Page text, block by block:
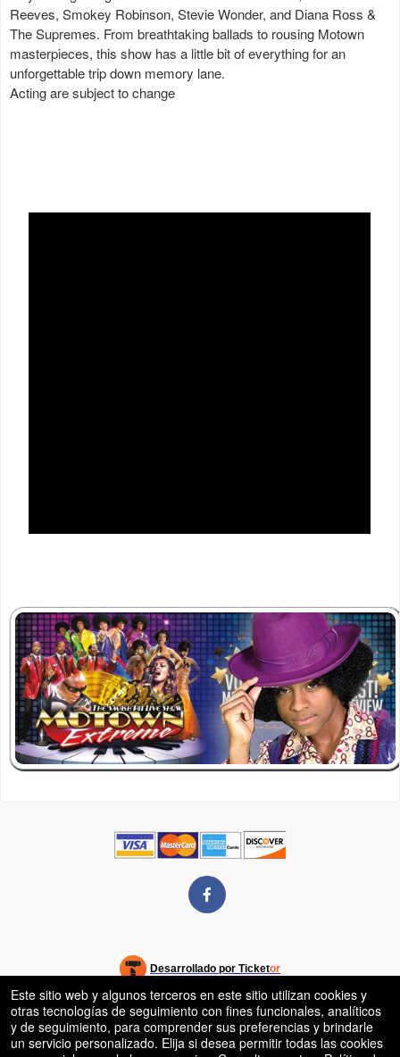
Reeves, Smokey Robinson, Stevie Wonder, and Diana Ross &
The Supremes. From breathtaking ballads to rousing Motown
masterpieces, this show has a little bit of everything for an
unforgettable trip down memory lane.
Acting are subject to change
Desarrollado por Ticketor
Sistema de venta de entradas y taquilla de Ticketor
Software de venta de entradas y taquilla para recintos, teatros y
estadios
© Todos los Derechos Reservados.
50.28.84.148
Condiciones de uso
Este sitio web y algunos terceros en este sitio utilizan cookies y
otras tecnologías de seguimiento con fines funcionales, analíticos
y de seguimiento, para comprender sus preferencias y brindarle
un servicio personalizado. Elija si desea permitir todas las cookies